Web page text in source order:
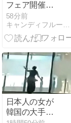
フェア開催！
】vonBogen
Mod 1552
C02【8/21㈮
58分前
日本人の女が
韓国の大手芸